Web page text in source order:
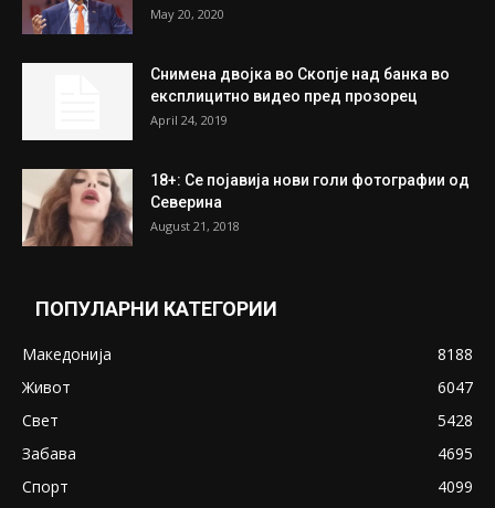
May 20, 2020
Снимена двојка во Скопје над банка во
експлицитно видео пред прозорец
April 24, 2019
18+: Се појавија нови голи фотографии од
Северина
August 21, 2018
ПОПУЛАРНИ КАТЕГОРИИ
Македонија
8188
Живот
6047
Свет
5428
Забава
4695
Спорт
4099